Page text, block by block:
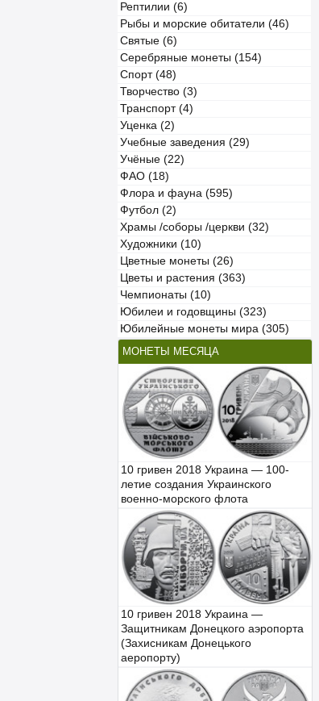
Рептилии (6)
Рыбы и морские обитатели (46)
Святые (6)
Серебряные монеты (154)
Спорт (48)
Творчество (3)
Транспорт (4)
Уценка (2)
Учебные заведения (29)
Учёные (22)
ФАО (18)
Флора и фауна (595)
Футбол (2)
Храмы /соборы /церкви (32)
Художники (10)
Цветные монеты (26)
Цветы и растения (363)
Чемпионаты (10)
Юбилеи и годовщины (323)
Юбилейные монеты мира (305)
МОНЕТЫ МЕСЯЦА
10 гривен 2018 Украина — 100-
летие создания Украинского
военно-морского флота
10 гривен 2018 Украина —
Защитникам Донецкого аэропорта
(Захисникам Донецького
аеропорту)